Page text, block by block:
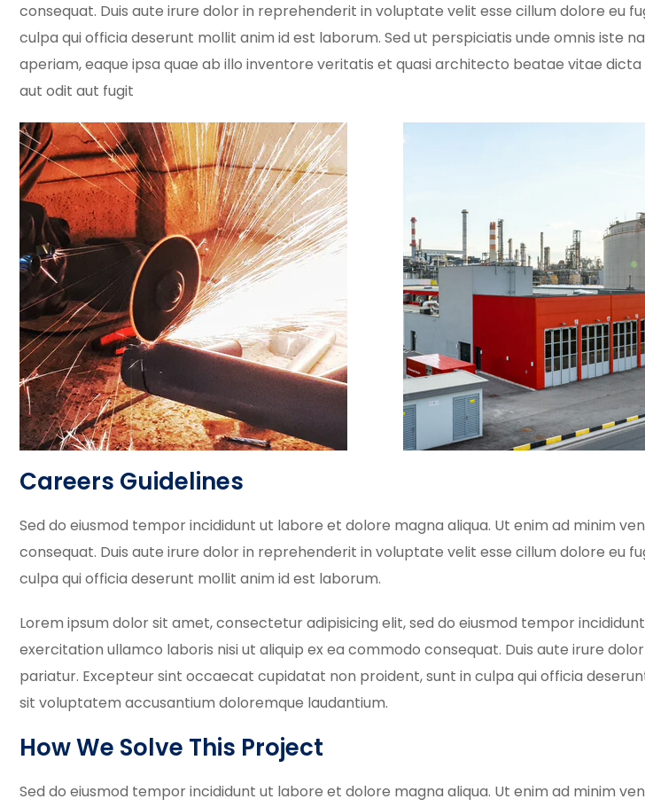
consequat. Duis aute irure dolor in reprehenderit in voluptate velit esse cillum dolore
culpa qui officia deserunt mollit anim id est laborum. Sed ut perspiciatis unde omnis
aperiam, eaque ipsa quae ab illo inventore veritatis et quasi architecto beatae vitae
aut odit aut fugit
Careers Guidelines
Sed do eiusmod tempor incididunt ut labore et dolore magna aliqua. Ut enim ad minim
consequat. Duis aute irure dolor in reprehenderit in voluptate velit esse cillum dolore
culpa qui officia deserunt mollit anim id est laborum.
Lorem ipsum dolor sit amet, consectetur adipisicing elit, sed do eiusmod tempor
exercitation ullamco laboris nisi ut aliquip ex ea commodo consequat. Duis aute irure
pariatur. Excepteur sint occaecat cupidatat non proident, sunt in culpa qui officia
sit voluptatem accusantium doloremque laudantium.
How We Solve This Project
Sed do eiusmod tempor incididunt ut labore et dolore magna aliqua. Ut enim ad minim